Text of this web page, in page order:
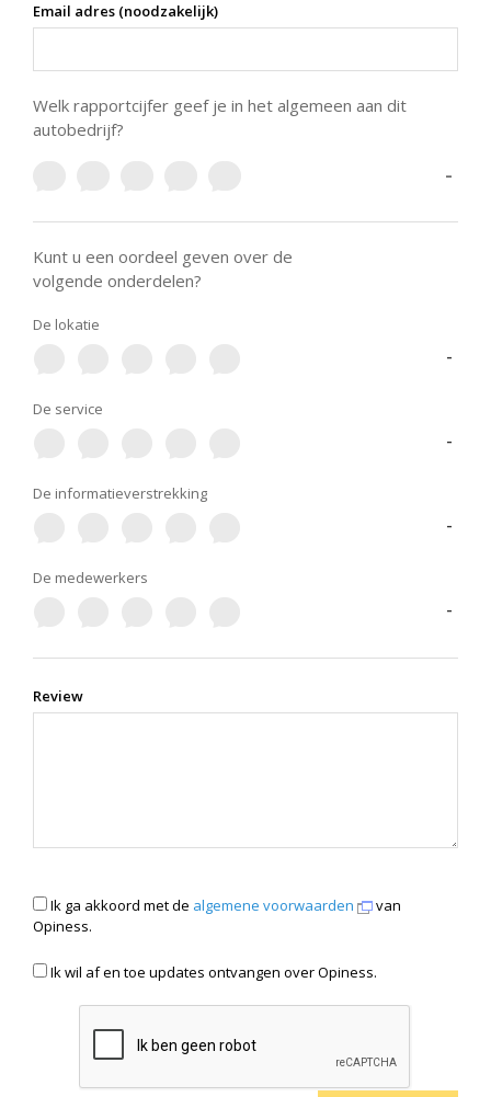
Email adres (noodzakelijk)
Welk rapportcijfer geef je in het algemeen aan dit
autobedrijf?
-
Kunt u een oordeel geven over de
volgende onderdelen?
De lokatie
-
De service
-
De informatieverstrekking
-
De medewerkers
-
Review
Ik ga akkoord met de algemene voorwaarden
van
Opiness.
Ik wil af en toe updates ontvangen over Opiness.